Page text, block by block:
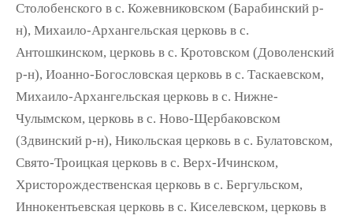
Столобенского в с. Кожевниковском (Барабинский р-
н), Михаило-Архангельская церковь в с.
Антошкинском, церковь в с. Кротовском (Доволенский
р-н), Иоанно-Богословская церковь в с. Таскаевском,
Михаило-Архангельская церковь в с. Нижне-
Чулымском, церковь в с. Ново-Щербаковском
(Здвинский р-н), Никольская церковь в с. Булатовском,
Свято-Троицкая церковь в с. Верх-Ичинском,
Христорождественская церковь в с. Бергульском,
Иннокентьевская церковь в с. Киселевском, церковь в